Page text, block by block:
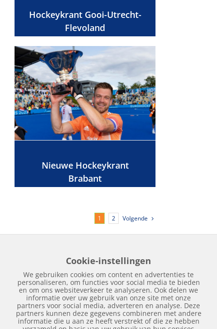
Hockeykrant Gooi-Utrecht-
Flevoland
Nieuwe Hockeykrant
Brabant
1 2 Volgende
Over Hockeykrant Adverteren
Nieuws
Archief
Cookie-instellingen
We gebruiken cookies om content en advertenties te
personaliseren, om functies voor social media te bieden
en om ons websiteverkeer te analyseren. Ook delen we
informatie over uw gebruik van onze site met onze
partners voor social media, adverteren en analyse. Deze
partners kunnen deze gegevens combineren met andere
informatie die u aan ze heeft verstrekt of die ze hebben